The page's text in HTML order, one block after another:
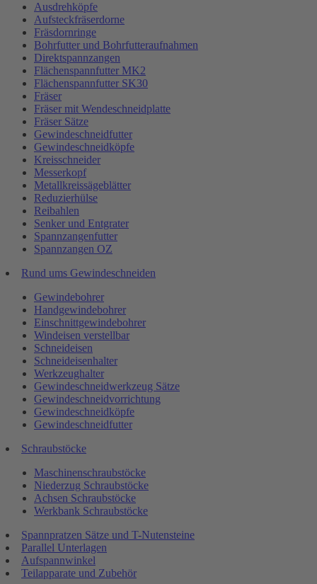
Ausdrehköpfe
Aufsteckfräserdorne
Fräsdornringe
Bohrfutter und Bohrfutteraufnahmen
Direktspannzangen
Flächenspannfutter MK2
Flächenspannfutter SK30
Fräser
Fräser mit Wendeschneidplatte
Fräser Sätze
Gewindeschneidfutter
Gewindeschneidköpfe
Kreisschneider
Messerkopf
Metallkreissägeblätter
Reduzierhülse
Reibahlen
Senker und Entgrater
Spannzangenfutter
Spannzangen OZ
Rund ums Gewindeschneiden
Gewindebohrer
Handgewindebohrer
Einschnittgewindebohrer
Windeisen verstellbar
Schneideisen
Schneideisenhalter
Werkzeughalter
Gewindeschneidwerkzeug Sätze
Gewindeschneidvorrichtung
Gewindeschneidköpfe
Gewindeschneidfutter
Schraubstöcke
Maschinenschraubstöcke
Niederzug Schraubstöcke
Achsen Schraubstöcke
Werkbank Schraubstöcke
Spannpratzen Sätze und T-Nutensteine
Parallel Unterlagen
Aufspannwinkel
Teilapparate und Zubehör